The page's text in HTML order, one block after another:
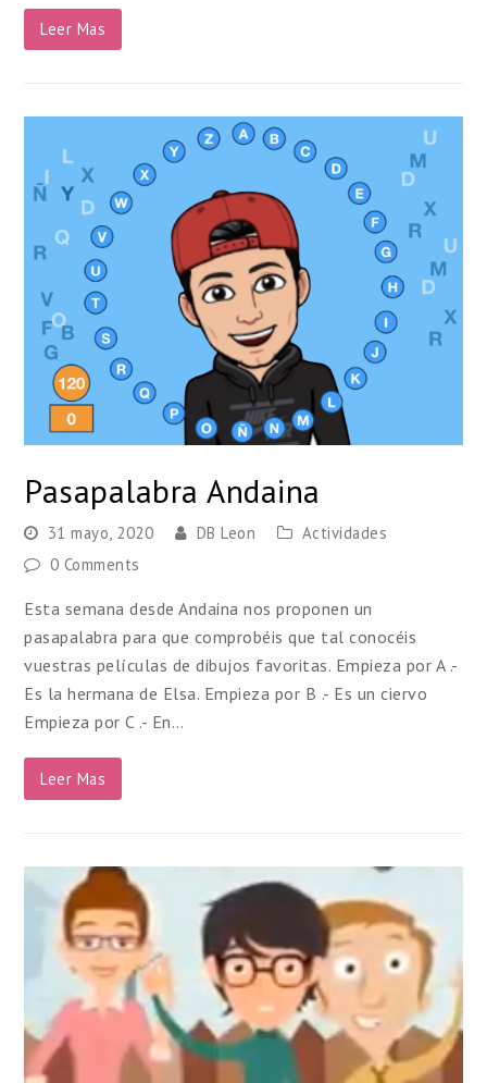
Leer Mas
Pasapalabra Andaina
31 mayo, 2020 DB Leon
Actividades
0 Comments
Esta semana desde Andaina nos proponen un
pasapalabra para que comprobéis que tal conocéis
vuestras películas de dibujos favoritas. Empieza por A .-
Es la hermana de Elsa. Empieza por B .- Es un ciervo
Empieza por C .- En…
Leer Mas